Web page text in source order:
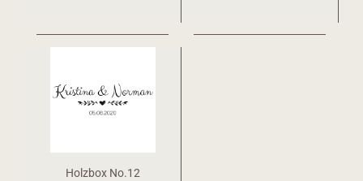
Holzbox No.12